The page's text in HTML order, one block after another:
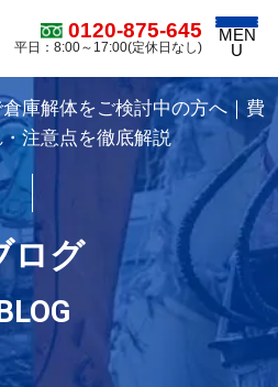
0120-875-645
平日：8:00～17:00(定休日なし)
MEN
U
庫解体をご検討中の方へ｜費
注意点を徹底解説
ログ